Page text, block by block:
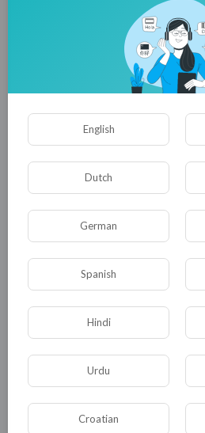
Юля собралась
она - агент Москвы, по
0 0 • 0
English
Dutch
German
Spanish
Hindi
Urdu
Croatian